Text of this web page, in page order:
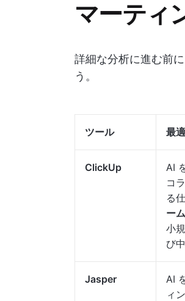
マーティ
詳細な分析に進む前
う。
ツール 最
ClickUp
AI
コ
る
ー
小
び
Jasper
AI
ィ